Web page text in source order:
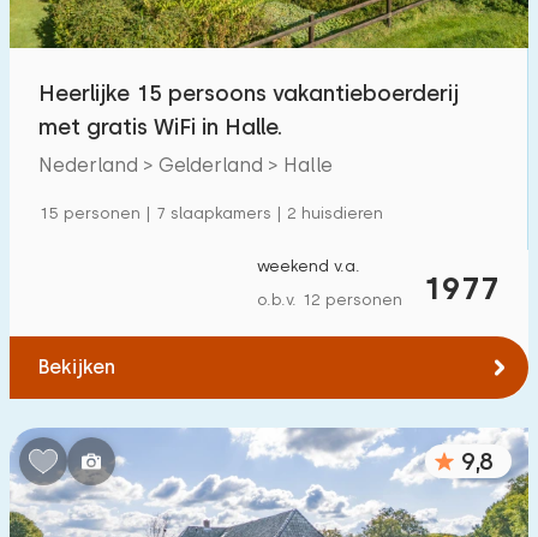
Heerlijke 15 persoons vakantieboerderij
met gratis WiFi in Halle.
Nederland > Gelderland > Halle
15 personen | 7 slaapkamers | 2 huisdieren
1977
weekend v.a.
o.b.v. 12 personen
Bekijken
9,8